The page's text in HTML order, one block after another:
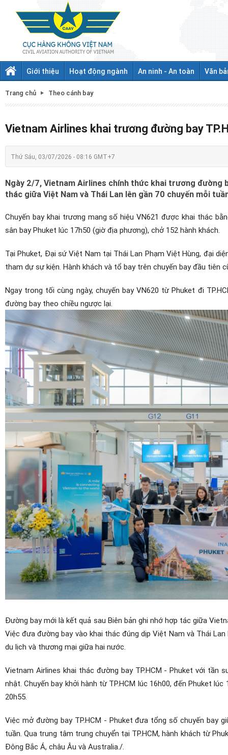
Giới thiệu Hoạt động ngành An ninh - An toàn Văn
Trang chủ Theo cánh bay
Vietnam Airlines khai trương đường bay
Thứ Sáu, 03/07/2026 - 08:16 GMT+7
Ngày 2/7, Vietnam Airlines chính thức khai trương đường
thác giữa Việt Nam và Thái Lan lên gần 70 chuyến mỗi
Chuyến bay khai trương mang số hiệu VN621 được khai thác
sân bay Phuket lúc 17h50 (giờ địa phương), chở 152 hành khách.
Tại Phuket, Đại sứ Việt Nam tại Thái Lan Phạm Việt Hùng, đại
tham dự sự kiện. Hành khách và tổ bay trên chuyến bay đầu tiên
Ngay trong tối cùng ngày, chuyến bay VN620 từ Phuket đi
đường bay theo chiều ngược lại.
Đường bay mới là kết quả sau Biên bản ghi nhớ hợp tác giữa
Việc đưa đường bay vào khai thác đúng dịp Việt Nam và Thái
du lịch và thương mại giữa hai nước.
Vietnam Airlines khai thác đường bay TP.HCM - Phuket với tần
nhật. Chuyến bay khởi hành từ TP.HCM lúc 16h00, đến Phuket
20h55.
Việc mở đường bay TP.HCM - Phuket đưa tổng số chuyến bay
tuần. Qua trung tâm trung chuyển tại TP.HCM, hành khách từ
Đông Bắc Á, châu Âu và Australia./.